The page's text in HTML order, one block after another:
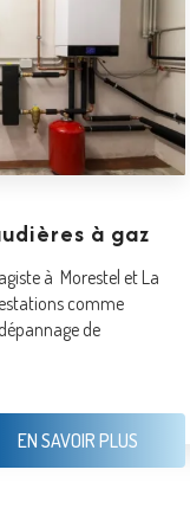
à gaz
à Morestel et La
comme
de
EN SAVOIR PLUS